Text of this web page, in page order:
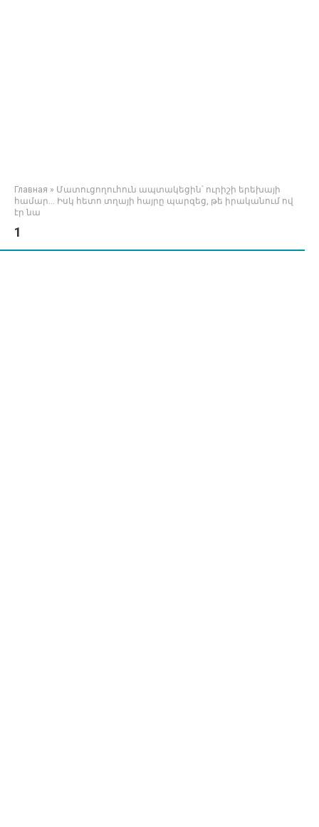
Главная » Մատուցողուհուն ապտակեցին՝ ուրիշի երեխայի
համար… Իսկ հետո տղայի հայրը պարզեց, թե իրականում ով
էր նա
1